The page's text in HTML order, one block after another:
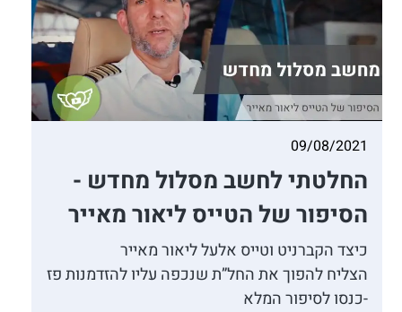
09/08/2021
החלטתי לחשב מסלול מחדש -
הסיפור של הטייס ליאור מאייר
כיצד הקברניט וטייס אלעל ליאור מאייר
הצליח להפוך את החל”ת שנכפה עליו להזדמנות פז
-כנסו לסיפור המלא